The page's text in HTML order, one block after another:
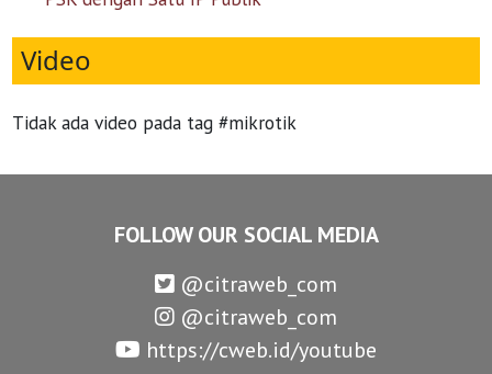
Video
Tidak ada video pada tag #mikrotik
FOLLOW OUR SOCIAL MEDIA
@citraweb_com
@citraweb_com
https://cweb.id/youtube